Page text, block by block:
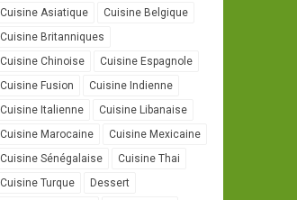
Cuisine Asiatique
Cuisine Belgique
Cuisine Britanniques
Cuisine Chinoise
Cuisine Espagnole
Cuisine Fusion
Cuisine Indienne
Cuisine Italienne
Cuisine Libanaise
Cuisine Marocaine
Cuisine Mexicaine
Cuisine Sénégalaise
Cuisine Thai
Cuisine Turque
Dessert